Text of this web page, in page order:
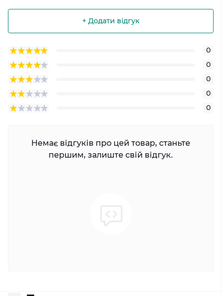
+ Додати відгук
0
0
0
0
0
Немає відгуків про цей товар, станьте
першим, залиште свій відгук.